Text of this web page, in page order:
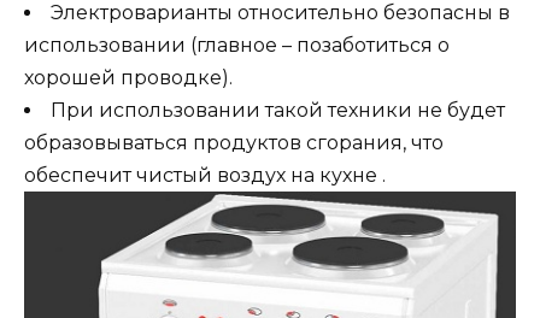
Электроварианты относительно безопасны в
использовании (главное – позаботиться о
хорошей проводке).
При использовании такой техники не будет
образовываться продуктов сгорания, что
обеспечит чистый воздух на кухне .